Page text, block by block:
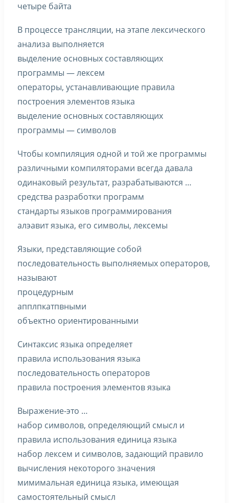
четыре байта
В процессе трансляции, на этапе лексического
анализа выполняется
выделение основных составляющих
программы — лексем
операторы, устанавливающие правила
построения элементов языка
выделение основных составляющих
программы — символов
Чтобы компиляция одной и той же программы
различными компиляторами всегда давала
одинаковый результат, разрабатываются …
средства разработки программ
стандарты языков программирования
алэавит языка, его символы, лексемы
Языки, представляющие собой
последовательность выполняемых операторов,
называют
процедурным
апплпкатпвными
объектно ориентированными
Синтаксис языка определяет
правила использования языка
последовательность операторов
правила построения элементов языка
Выражение-это …
набор символов, определяющий смысл и
правила использования единица языка
набор лексем и символов, задающий правило
вычисления некоторого значения
мимимальная единица языка, имеющая
самостоятельный смысл